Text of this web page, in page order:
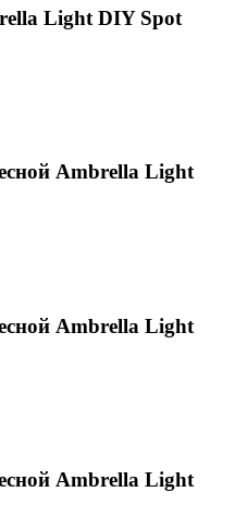
Light DIY Spot
Ambrella Light
Ambrella Light
Ambrella Light